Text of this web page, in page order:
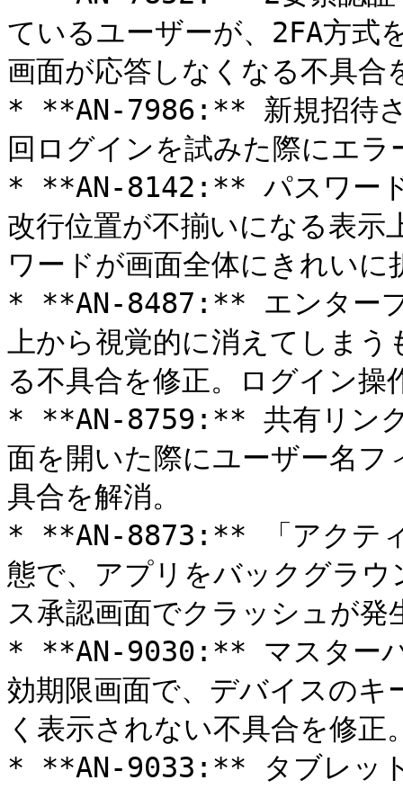
ているユーザーが、2FA方式
画面が応答しなくなる不具合
* **AN-7986:** 新規招待さ
回ログインを試みた際にエ
* **AN-8142:** パスワード
改行位置が不揃いになる表示
ワードが画面全体にきれい
* **AN-8487:** エンタープ
上から視覚的に消えてしま
る不具合を修正。ログイン
* **AN-8759:** 共有リンク
面を開いた際にユーザー名フ
具合を解消。
* **AN-8873:** 「アクティ
態で、アプリをバックグラ
ス承認画面でクラッシュが発
* **AN-9030:** マスターパ
効期限画面で、デバイスの
く表示されない不具合を修正
* **AN-9033:** タブレット